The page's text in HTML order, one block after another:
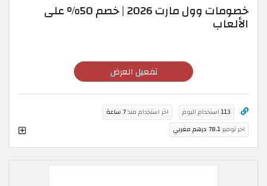
خصومات وول مارت 2026 | خصم 50% على
الألعاب
تفعيل العرض
113 استخدام اليوم اخر استخدام منذ7 ساعة
اخر توفير78.1 درهم مغربي